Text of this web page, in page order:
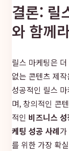
결론: 릴
와 함께
릴스 마케팅은
없는 콘텐츠 제
성공적인 릴스
며, 창의적인 콘
적인 비즈니스
케팅 성공 사례
를 위한 가장 확